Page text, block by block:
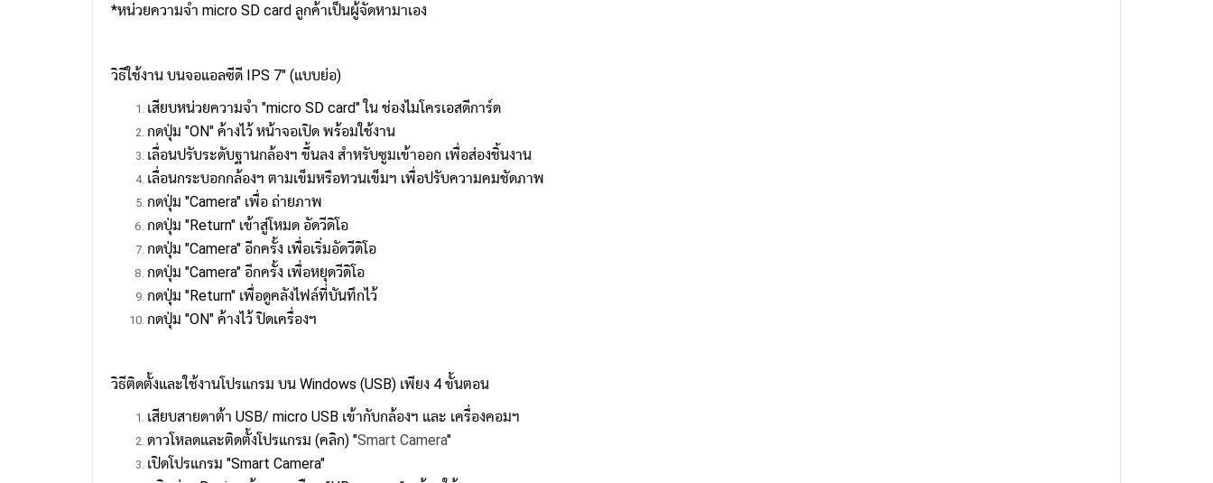
*หน่วยความจำ micro SD card ลูกค้าเป็นผู้จัดหามาเอง
วิธีใช้งาน บนจอแอลซีดี IPS 7" (แบบย่อ)
เสียบหน่วยความจำ "micro SD card" ใน ช่องไมโครเอสดีการ์ด
กดปุ่ม "ON" ค้างไว้ หน้าจอเปิด พร้อมใช้งาน
เลื่อนปรับระดับฐานกล้องฯ ขึ้นลง สำหรับซูมเข้าออก เพื่อส่องชิ้นงาน
เลื่อนกระบอกกล้องฯ ตามเข็มหรือทวนเข็มฯ เพื่อปรับความคมชัดภาพ
กดปุ่ม "Camera" เพื่อ ถ่ายภาพ
กดปุ่ม "Return" เข้าสู่โหมด อัดวีดิโอ
กดปุ่ม "Camera" อีกครั้ง เพื่อเริ่มอัดวีดิโอ
กดปุ่ม "Camera" อีกครั้ง เพื่อหยุดวีดิโอ
กดปุ่ม "Return" เพื่อดูคลังไฟล์ที่บันทึกไว้
กดปุ่ม "ON" ค้างไว้ ปิดเครื่องฯ
วิธีติดตั้งและใช้งานโปรแกรม บน Windows (USB) เพียง 4 ขั้นตอน
เสียบสายดาต้า USB/ micro USB เข้ากับกล้องฯ และ เครื่องคอมฯ
ดาวโหลดและติดตั้งโปรแกรม (คลิก) "Smart Camera"
เปิดโปรแกรม "Smart Camera"